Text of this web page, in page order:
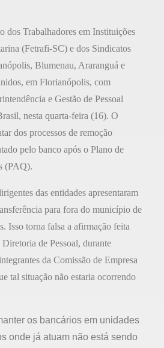
dos Trabalhadores em Instituições
(Fetrafi-SC) e dos Sindicatos
Blumenau, Araranguá e
em Florianópolis, com
e Gestão de Pessoal
nesta quarta-feira (16). O
dos processos de remoção
pelo banco após o Plano de
(PAQ).
das entidades apresentaram
para fora do município de
Isso torna falsa a afirmação feita
Diretoria de Pessoal, durante
da Comissão de Empresa
tal situação não estaria ocorrendo
os bancários em unidades
onde já atuam não está sendo